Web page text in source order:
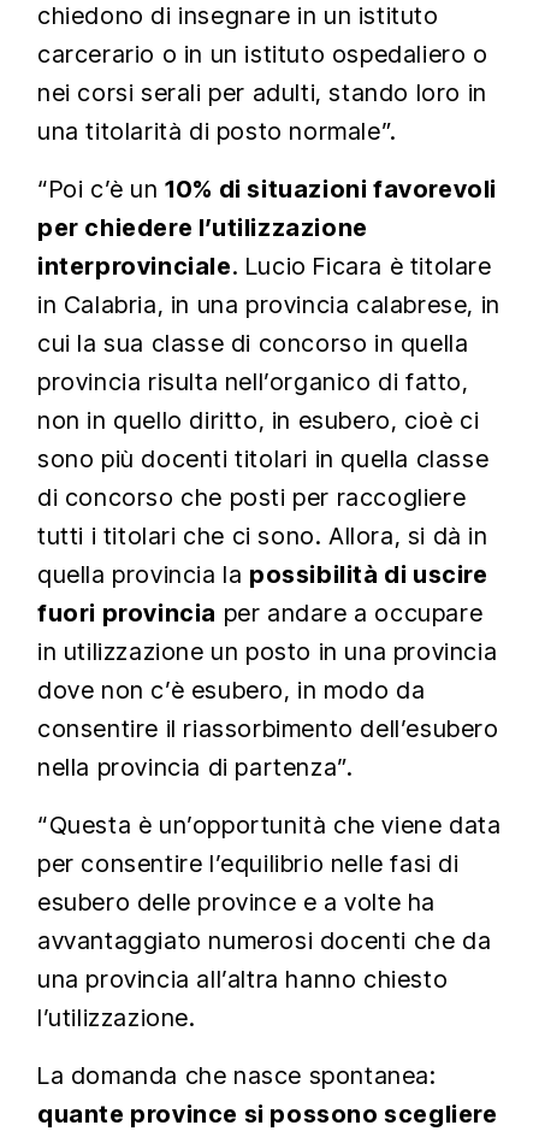
chiedono di insegnare in un istituto
carcerario o in un istituto ospedaliero o
nei corsi serali per adulti, stando loro in
una titolarità di posto normale”.
“Poi c’è un10% di situazioni favorevoli
per chiedere l’utilizzazione
interprovinciale. Lucio Ficara è titolare
in Calabria, in una provincia calabrese, in
cui la sua classe di concorso in quella
provincia risulta nell’organico di fatto,
non in quello diritto, in esubero, cioè ci
sono più docenti titolari in quella classe
di concorso che posti per raccogliere
tutti i titolari che ci sono. Allora, si dà in
quella provincia la possibilità di uscire
fuori provincia per andare a occupare
in utilizzazione un posto in una provincia
dove non c’è esubero, in modo da
consentire il riassorbimento dell’esubero
nella provincia di partenza”.
“Questa è un’opportunità che viene data
per consentire l’equilibrio nelle fasi di
esubero delle province e a volte ha
avvantaggiato numerosi docenti che da
una provincia all’altra hanno chiesto
l’utilizzazione.
La domanda che nasce spontanea:
quante province si possono scegliere